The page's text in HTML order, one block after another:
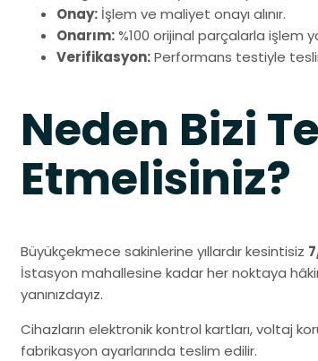
Onay: İşlem ve maliyet onayı alınır.
Onarım:%100 orijinal parçalarla işlem
Verifikasyon:Performans testiyle
Neden Bizi
Etmelisiniz?
Büyükçekmece sakinlerine yıllardır kesintisiz
İstasyon mahallesine kadar her noktaya
yanınızdayız.
Cihazların elektronik kontrol kartları, voltaj
fabrikasyon ayarlarında teslim edilir.